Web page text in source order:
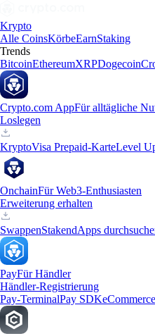
Krypto
Alle CoinsKörbeEarnStaking
Trends
BitcoinEthereumXRPDogecoin
Crypto.com AppFür alltägliche
Loslegen
KryptoVisa Prepaid-KarteLevel
OnchainFür Web3-Enthusiasten
Erweiterung erhalten
SwappenStakendApps
PayFür Händler
Händler-Registrierung
Pay-TerminalPay SDK